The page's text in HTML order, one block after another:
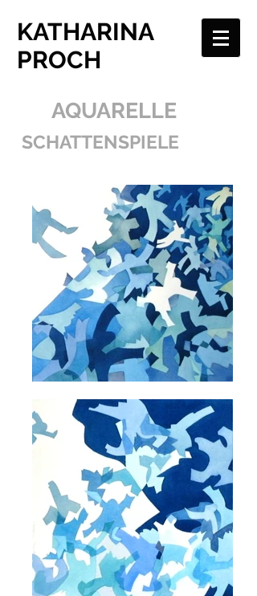
KATHARINA
PROCH
AQUARELLE
SCHATTENSPIELE